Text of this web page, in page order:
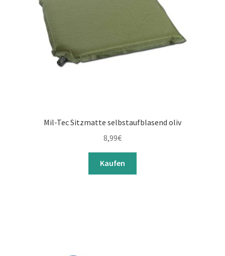
Mil-Tec Sitzmatte selbstaufblasend oliv
8,99€
Kaufen